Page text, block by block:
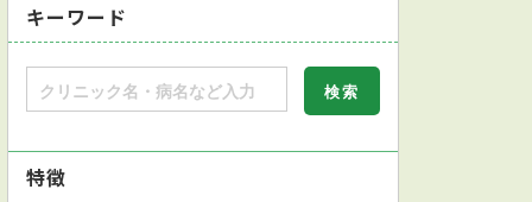
キーワード
特徴